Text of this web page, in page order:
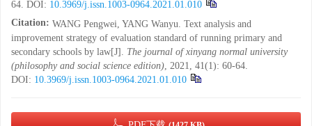
64. DOI: 10.3969/j.issn.1003-0964.2021.01.010
Citation: WANG Pengwei, YANG Wanyu. Text analysis and
improvement strategy of evaluation standard of running primary and
secondary schools by law[J]. The journal of xinyang normal university
(philosophy and social science edition), 2021, 41(1): 60-64.
DOI: 10.3969/j.issn.1003-0964.2021.01.010